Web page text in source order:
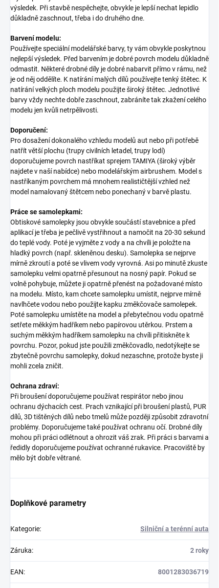
výsledek. Při stavbě nespěchejte, obvykle je lepší nechat lepidlo
důkladně zaschnout, třeba i do druhého dne.
Barvení modelu:
Používejte speciální modelářské barvy, ty vám obvykle poskytnou
nejlepší výsledek. Před barvením je dobré povrch modelu důkladně
odmastit. Některé drobné díly je dobré nabarvit přímo v rámu, než
je od něj oddělíte. K natírání malých dílů používejte tenký štětec. K
natírání velkých ploch modelu použijte široký štětec. Jednotlivé
barvy vždy nechte dobře zaschnout, zabráníte tak zkažení celého
modelu jen kvůli netrpělivosti.
Doporučení:
Pro dosažení dokonalého vzhledu modelů aut nebo při potřebě
natřít větší plochu (trupy civilních letadel, trupy lodí)
doporučujeme povrch nastříkat sprejem TAMIYA (široký výběr
najdete v naší nabídce) nebo modelářským airbrushem. Model s
nastříkaným povrchem má mnohem realističtější vzhled než
model namalovaný štětcem nebo ponechaný v barvě plastu.
Práce se samolepkami:
Obtiskové samolepky jsou obvykle součástí stavebnice a před
aplikací je třeba je pečlivě vystřihnout a namočit na 20-30 sekund
do teplé vody. Poté je vyjměte z vody a na chvíli je položte na
hladký povrch (např. skleněnou desku). Samolepka se nejprve
mírně zkroutí a poté se vlivem vody vyrovná. Asi po minutě zkuste
samolepku velmi opatrně přesunout na nosný papír. Pokud se
volně pohybuje, můžete ji opatrně přenést na požadované místo
na modelu. Místo, kam chcete samolepku umístit, nejprve mírně
navlhčete vodou nebo použijte kapku změkčovače samolepek.
Poté samolepku umístěte na model a přebytečnou vodu opatrně
setřete měkkým hadříkem nebo papírovou utěrkou. Prstem a
suchým měkkým hadříkem samolepku na chvíli přitiskněte k
povrchu. Pozor, pokud jste použili změkčovadlo, nedotýkejte se
zbytečně povrchu samolepky, dokud nezaschne, protože byste ji
mohli zcela zničit.
Ochrana zdraví:
Při broušení doporučujeme používat respirátor nebo jinou
ochranu dýchacích cest. Prach vznikající při broušení plastů, PUR
dílů, 3D tištěných dílů nebo tmelů může později způsobit zdravotní
problémy. Doporučujeme také používat ochranu očí. Drobné díly
mohou při práci odlétnout a ohrozit váš zrak. Při práci s barvami a
ředidly doporučujeme používat ochranné rukavice. Pracoviště by
mělo být dobře větrané.
Doplňkové parametry
Kategorie: Silniční a terénní auta
Záruka: 2 roky
EAN: 8001283036719